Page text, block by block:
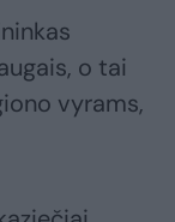
o tai
vyrams,